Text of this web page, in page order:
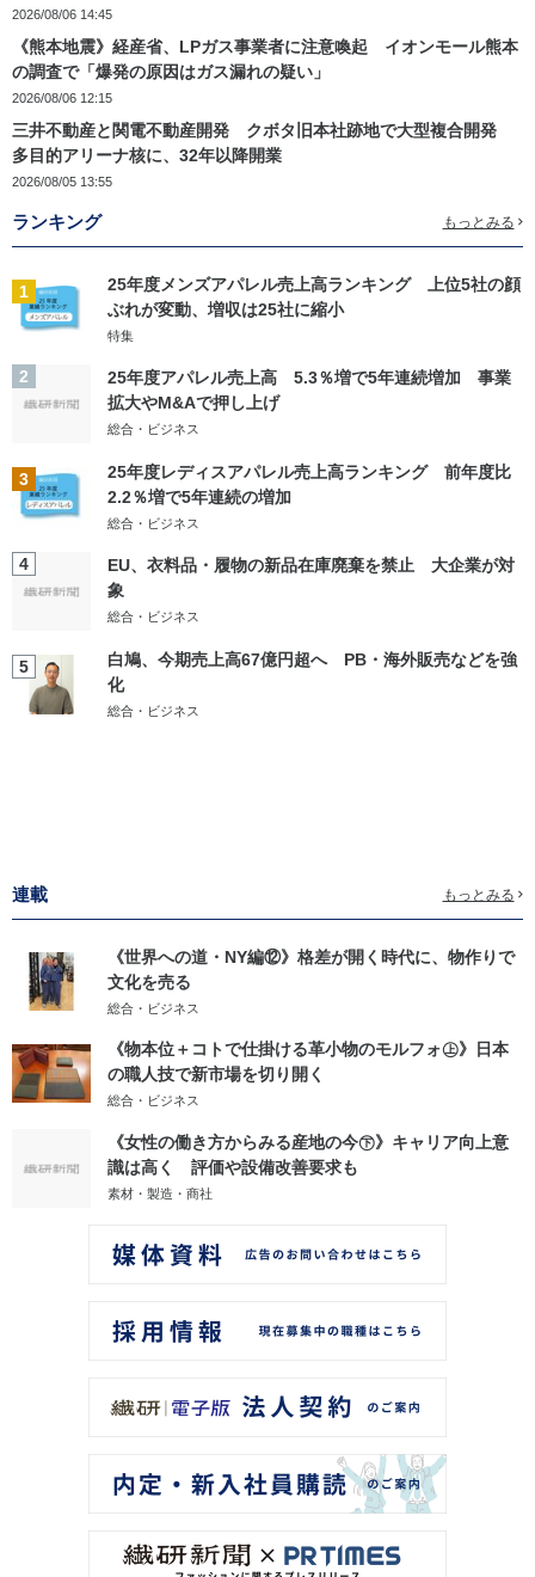
2026/08/06 14:45
《熊本地震》経産省、LPガス事業者に注意喚起 イオンモール熊本
の調査で「爆発の原因はガス漏れの疑い」
2026/08/06 12:15
三井不動産と関電不動産開発 クボタ旧本社跡地で大型複合開発
多目的アリーナ核に、32年以降開業
2026/08/05 13:55
ランキング もっとみる
1
25年度メンズアパレル売上高ランキング 上位5社の顔
ぶれが変動、増収は25社に縮小
特集
2
25年度アパレル売上高 5.3％増で5年連続増加 事業
拡大やM&Aで押し上げ
総合・ビジネス
3
25年度レディスアパレル売上高ランキング 前年度比
2.2％増で5年連続の増加
総合・ビジネス
4
EU、衣料品・履物の新品在庫廃棄を禁止 大企業が対
象
総合・ビジネス
5
白鳩、今期売上高67億円超へ PB・海外販売などを強
化
総合・ビジネス
連載 もっとみる
《世界への道・NY編⑫》格差が開く時代に、物作りで
文化を売る
総合・ビジネス
《物本位＋コトで仕掛ける革小物のモルフォ㊤》日本
の職人技で新市場を切り開く
総合・ビジネス
《女性の働き方からみる産地の今㊦》キャリア向上意
識は高く 評価や設備改善要求も
素材・製造・商社